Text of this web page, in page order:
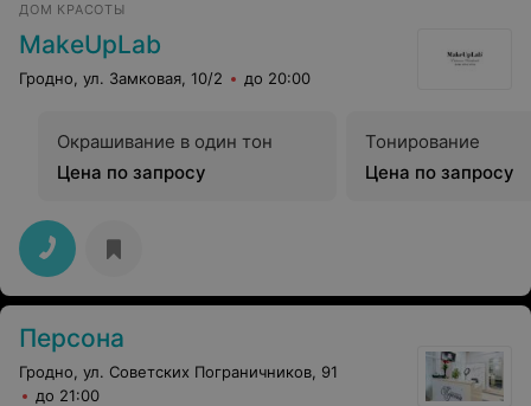
ДОМ КРАСОТЫ
MakeUpLab
Гродно, ул. Замковая, 10/2 до 20:00
Окрашивание в один тон
Цена по запросу
Тонирование
Цена по запросу
Персона
Гродно, ул. Советских Пограничников, 91
до 21:00